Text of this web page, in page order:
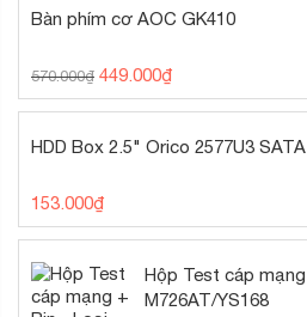
Bàn phím cơ AOC GK410
570.000₫ 449.000₫
153.000₫
Hộp Test cáp mạng + Pin - Loại tốt
M726AT/YS168